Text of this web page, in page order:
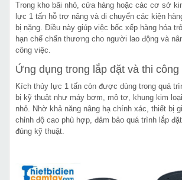
Trong kho bãi nhỏ, cửa hàng hoặc các cơ sở
lực 1 tấn hỗ trợ nâng và di chuyển các kiện
bị nặng. Điều này giúp việc bốc xếp hàng hóa
hạn chế chấn thương cho người lao động và
công việc.
Ứng dụng trong lắp đặt và thi công
Kích thủy lực 1 tấn còn được dùng trong quá
bị kỹ thuật như máy bơm, mô tơ, khung kim
nhỏ. Nhờ khả năng nâng hạ chính xác, thiết bị
chỉnh độ cao phù hợp, đảm bảo quá trình lắp
đúng kỹ thuật.